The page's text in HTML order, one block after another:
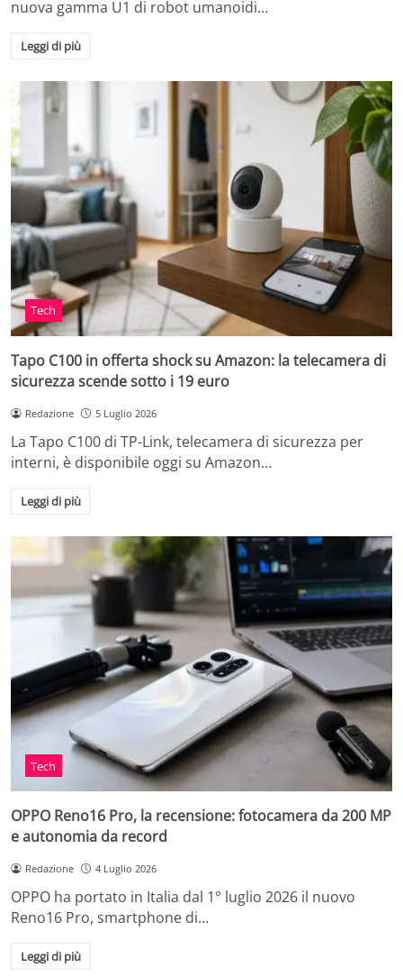
nuova gamma U1 di robot umanoidi…
Leggi di più
Tech
Tapo C100 in offerta shock su Amazon: la telecamera di
sicurezza scende sotto i 19 euro
Redazione 5 Luglio 2026
La Tapo C100 di TP-Link, telecamera di sicurezza per
interni, è disponibile oggi su Amazon…
Leggi di più
Tech
OPPO Reno16 Pro, la recensione: fotocamera da 200 MP
e autonomia da record
Redazione 4 Luglio 2026
OPPO ha portato in Italia dal 1° luglio 2026 il nuovo
Reno16 Pro, smartphone di…
Leggi di più